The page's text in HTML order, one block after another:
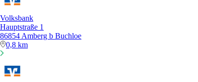
Volksbank
Hauptstraße 1
86854 Amberg b Buchloe
0,8 km